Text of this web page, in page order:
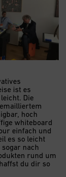
ist es
Die
hoch
whiteboard
einfach und
es so leicht
nach
rund um
du dir so